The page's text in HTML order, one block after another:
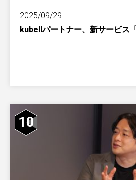
2025/09/29
kubellパートナー、新サービス
10